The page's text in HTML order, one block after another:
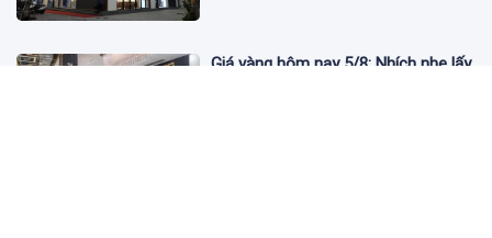
Giá vàng hôm nay 5/8: Nhích nhẹ lấy